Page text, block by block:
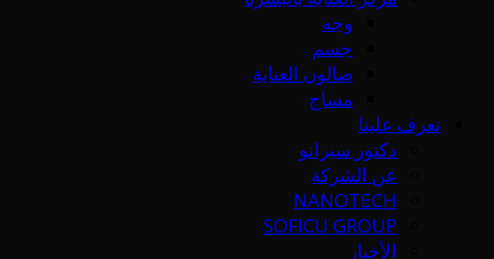
وجه
جسم
صالون العناية
مساج
تعرف علينا
دكتور سيرانو
عن الشركة
NANOTECH
SOFICU GROUP
الأخبار